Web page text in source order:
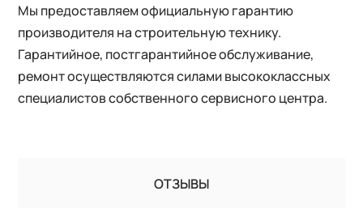
Мы предоставляем официальную гарантию
производителя на строительную технику.
Гарантийное, постгарантийное обслуживание,
ремонт осуществляются силами высококлассных
специалистов собственного сервисного центра.
ОТЗЫВЫ